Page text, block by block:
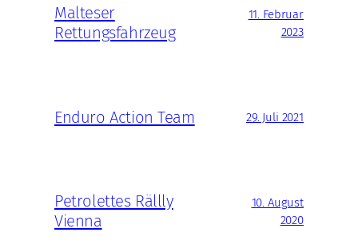
Malteser
Rettungsfahrzeug
11. Februar
2023
Enduro Action Team 29. Juli 2021
Petrolettes Rällly
Vienna
10. August
2020